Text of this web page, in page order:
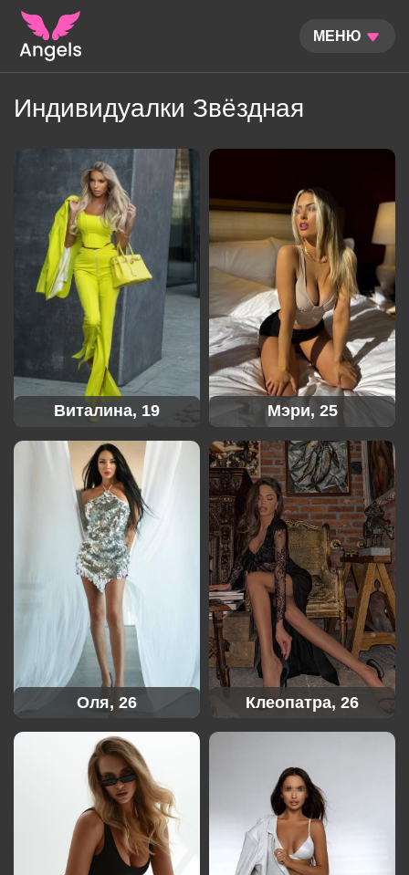
МЕНЮ
Индивидуалки Звёздная
Виталина, 19 Мэри, 25
Оля, 26 Клеопатра, 26